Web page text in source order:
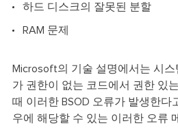
하드 디스크의 잘못된 분할
RAM 문제
Microsoft의 기술 설명에서는 시
가 권한이 없는 코드에서 권한 있
때 이러한 BSOD 오류가 발생한다
우에 해당할 수 있는 이러한 오류